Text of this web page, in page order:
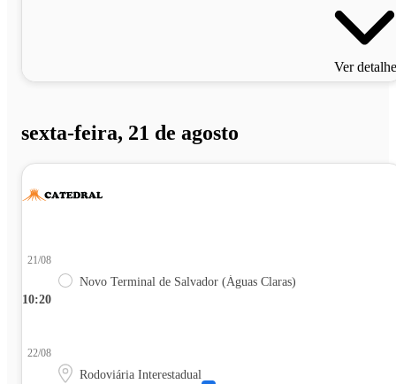
Ver
sexta-feira, 21 de agosto
10:20
21/08
Novo Terminal de Salvador (Águas Claras)
22/08
Rodoviária Interestadual